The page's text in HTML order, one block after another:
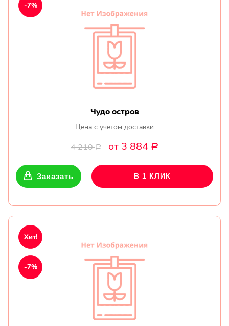
Чудо остров
Цена с учетом доставки
4 210Р от 3 884 Р
-7%
Заказать В 1 КЛИК
Хит!
-7%